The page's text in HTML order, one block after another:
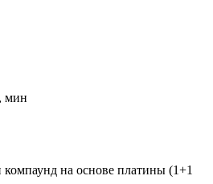
мин
на основе платины (1+1